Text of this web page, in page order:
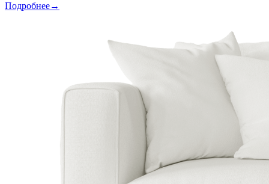
Подробнее→